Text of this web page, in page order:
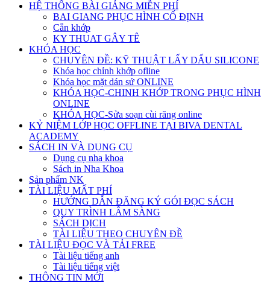
HỆ THỐNG BÀI GIẢNG MIỄN PHÍ
BAI GIANG PHỤC HÌNH CỐ ĐỊNH
Cắn khớp
KY THUAT GÂY TÊ
KHÓA HỌC
CHUYÊN ĐỀ: KỸ THUẬT LẤY DẤU SILICONE
Khóa học chỉnh khớp ofline
Khóa học mặt dán sứ ONLINE
KHÓA HỌC-CHINH KHỚP TRONG PHỤC HÌNH
ONLINE
KHÓA HỌC-Sửa soạn cùi răng online
KỶ NIỆM LỚP HỌC OFFLINE TẠI BIVA DENTAL
ACADEMY
SÁCH IN VÀ DỤNG CỤ
Dụng cụ nha khoa
Sách in Nha Khoa
Sản phẩm NK
TÀI LIỆU MẤT PHÍ
HƯỚNG DẪN ĐĂNG KÝ GÓI ĐỌC SÁCH
QUY TRÌNH LÂM SÀNG
SÁCH DỊCH
TÀI LIỆU THEO CHUYÊN ĐỀ
TÀI LIỆU ĐỌC VÀ TẢI FREE
Tài liệu tiếng anh
Tài liệu tiếng việt
THÔNG TIN MỚI